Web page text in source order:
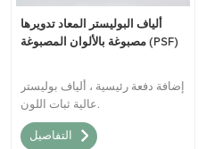
ألياف البوليستر المعاد تدويرها
مصبوغة بالألوان المصبوغة (PSF)
إضافة دفعة رئيسية ، ألياف بوليستر
عالية ثبات اللون.
التفاصيل